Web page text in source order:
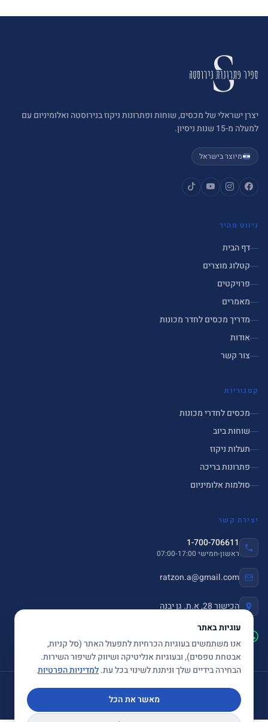
עוגיות באתר
אנו משתמשים בעוגיות הכרחיות לתפעול האתר (סל קניות,
אבטחת טפסים), ובעוגיות אנליטיקה ושיווק לשיפור השירות.
הבחירה בידיים שלך וניתנת לשינוי בכל עת.למדיניות הפרטיות
מאשר את הכל
יצרן ישראלי של מכסים, שוחות ופתרונות ניקוז בנירוסטה ואלומיניום עם
למעלה מ-15 שנות ניסיון.
מיוצר בישראל
ניווט מהיר
דף הבית
קטלוג מוצרים
פרויקטים
מאמרים
מדריך מכסים לחדר מכונות
אודות
צור קשר
קטגוריות
מכסים לחדרי מכונות
שוחות ביוב
תעלות ניקוז
פתרונות בריכה
סולמות אלומיניום
יצירת קשר
1-700-706611
ראשון-חמישי 07:00-17:00
ratzon.a@gmail.com
הכישור 28, א.ת. גן יבנה
© 2026 ספיר פתרונות נירוסטה בע"מ. כל הזכויות שמורות.
מדיניות פרטיות|הצהרת נגישות